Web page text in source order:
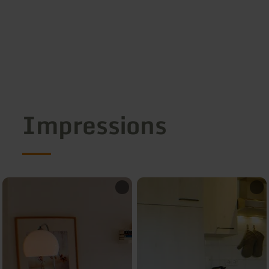
Impressions